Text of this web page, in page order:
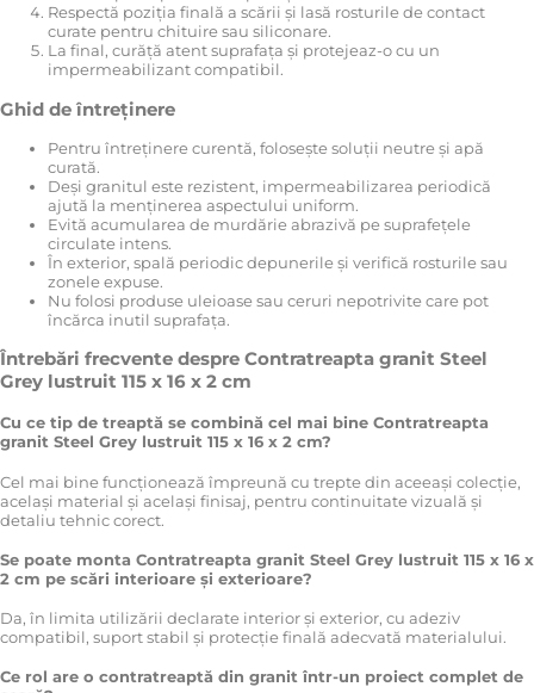
Respectă poziția finală a scării și lasă rosturile de contact
curate pentru chituire sau siliconare.
La final, curăță atent suprafața și protejeaz-o cu un
impermeabilizant compatibil.
Ghid de întreținere
Pentru întreținere curentă, folosește soluții neutre și apă
curată.
Deși granitul este rezistent, impermeabilizarea periodică
ajută la menținerea aspectului uniform.
Evită acumularea de murdărie abrazivă pe suprafețele
circulate intens.
În exterior, spală periodic depunerile și verifică rosturile sau
zonele expuse.
Nu folosi produse uleioase sau ceruri nepotrivite care pot
încărca inutil suprafața.
Întrebări frecvente despre Contratreapta granit Steel
Grey lustruit 115 x 16 x 2 cm
Cu ce tip de treaptă se combină cel mai bine Contratreapta
granit Steel Grey lustruit 115 x 16 x 2 cm?
Cel mai bine funcționează împreună cu trepte din aceeași colecție,
același material și același finisaj, pentru continuitate vizuală și
detaliu tehnic corect.
Se poate monta Contratreapta granit Steel Grey lustruit 115 x 16 x
2 cm pe scări interioare și exterioare?
Da, în limita utilizării declarate interior și exterior, cu adeziv
compatibil, suport stabil și protecție finală adecvată materialului.
Ce rol are o contratreaptă din granit într-un proiect complet de